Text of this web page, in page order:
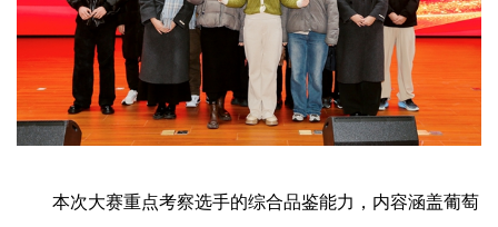
本次大赛重点考察选手的综合品鉴能力，内容涵盖葡萄